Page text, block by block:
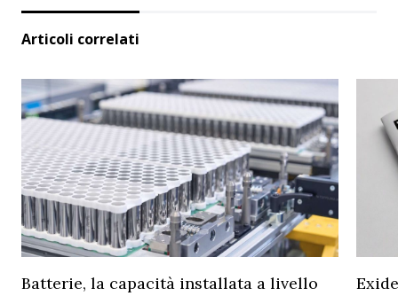
Articoli correlati
Batterie, la capacità installata a livello